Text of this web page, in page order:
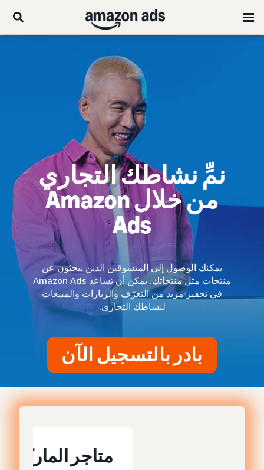
نمِّ نشاطك التجاري
من خلال Amazon
Ads
يمكنك الوصول إلى المتسوقين الذين يبحثون عن
منتجات مثل منتجاتك. يمكن أن تساعد Amazon Ads
في تحفيز مزيد من التعرّف والزيارات والمبيعات
لنشاطك التجاري.
بادر بالتسجيل الآن
متاجر الماركات